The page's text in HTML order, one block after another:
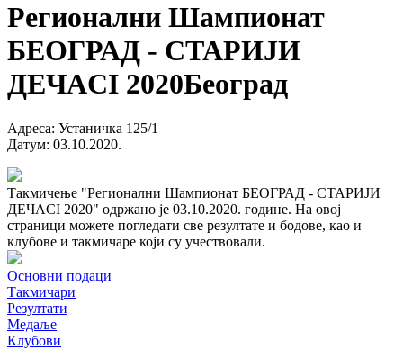
Регионални Шампионат
БЕОГРАД - СТАРИЈИ
ДЕЧАCI 2020Београд
Адреса: Устаничка 125/1
Датум: 03.10.2020.
Такмичење "Регионални Шампионат БЕОГРАД - СТАРИЈИ
ДЕЧАCI 2020" одржано је 03.10.2020. године. На овој
страници можете погледати све резултате и бодове, као и
клубове и такмичаре који су учествовали.
Основни подаци
Такмичари
Резултати
Медаље
Клубови